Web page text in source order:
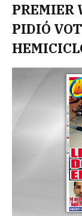
PREMIER
PIDIÓ